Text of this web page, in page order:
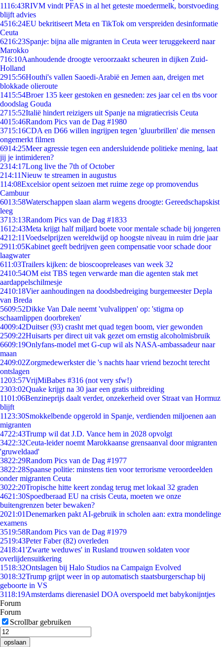
1116:43RIVM vindt PFAS in al het geteste moedermelk, borstvoeding
blijft advies
4516:24EU bekritiseert Meta en TikTok om verspreiden desinformatie
Ceuta
6216:23Spanje: bijna alle migranten in Ceuta weer teruggekeerd naar
Marokko
716:10Aanhoudende droogte veroorzaakt scheuren in dijken Zuid-
Holland
2915:56Houthi's vallen Saoedi-Arabië en Jemen aan, dreigen met
blokkade olieroute
1415:54Broer 135 keer gestoken en gesneden: zes jaar cel en tbs voor
doodslag Gouda
2715:52Italië hindert reizigers uit Spanje na migratiecrisis Ceuta
4015:46Random Pics van de Dag #1980
3715:16CDA en D66 willen ingrijpen tegen 'gluurbrillen' die mensen
ongemerkt filmen
6914:25Meer agressie tegen een andersluidende politieke mening, laat
jij je intimideren?
2314:17Long live the 7th of October
214:11Nieuw te streamen in augustus
114:08Excelsior opent seizoen met ruime zege op promovendus
Cambuur
6013:58Waterschappen slaan alarm wegens droogte: Gereedschapskist
leeg
3713:13Random Pics van de Dag #1833
1612:43Meta krijgt half miljard boete voor mentale schade bij jongeren
4212:11Voedselprijzen wereldwijd op hoogste niveau in ruim drie jaar
2911:05Kabinet geeft bedrijven geen compensatie voor schade door
laagwater
611:03Trailers kijken: de bioscoopreleases van week 32
2410:54OM eist TBS tegen verwarde man die agenten stak met
aardappelschilmesje
2410:18Vier aanhoudingen na doodsbedreiging burgemeester Depla
van Breda
5609:52Dikke Van Dale neemt 'vulvalippen' op: 'stigma op
schaamlippen doorbreken'
4009:42Duitser (93) crasht met quad tegen boom, vier gewonden
2509:22Huisarts per direct uit vak gezet om ernstig alcoholmisbruik
6609:19Onlyfans-model met G-cup wil als NASA-ambassadeur naar
maan
2409:02Zorgmedewerkster die 's nachts haar vriend bezocht terecht
ontslagen
1203:57VrijMiBabes #316 (not very sfw!)
2303:02Quake krijgt na 30 jaar een gratis uitbreiding
1101:06Benzineprijs daalt verder, onzekerheid over Straat van Hormuz
blijft
11 23:30Smokkelbende opgerold in Spanje, verdienden miljoenen aan
migranten
4722:43Trump wil dat J.D. Vance hem in 2028 opvolgt
3422:32Ceuta-leider noemt Marokkaanse grensaanval door migranten
'gruweldaad'
3822:29Random Pics van de Dag #1977
3822:28Spaanse politie: minstens tien voor terrorisme veroordeelden
onder migranten Ceuta
3022:20Tropische hitte keert zondag terug met lokaal 32 graden
4621:30Spoedberaad EU na crisis Ceuta, moeten we onze
buitengrenzen beter bewaken?
2021:01Denemarken pakt AI-gebruik in scholen aan: extra mondelinge
examens
3519:58Random Pics van de Dag #1979
2519:43Peter Faber (82) overleden
2418:41'Zwarte weduwes' in Rusland trouwen soldaten voor
overlijdensuitkering
1518:32Ontslagen bij Halo Studios na Campaign Evolved
3018:32Trump grijpt weer in op automatisch staatsburgerschap bij
geboorte in VS
3118:19Amsterdams dierenasiel DOA overspoeld met babykonijntjes
Forum
Forum
Scrollbar gebruiken
opslaan